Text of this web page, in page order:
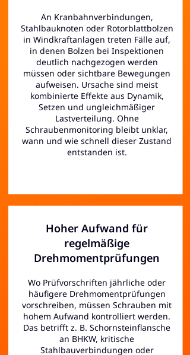
An Kranbahnverbindungen,
Stahlbauknoten oder Rotorblattbolzen
in Windkraftanlagen treten Fälle auf,
in denen Bolzen bei Inspektionen
deutlich nachgezogen werden
müssen oder sichtbare Bewegungen
aufweisen. Ursache sind meist
kombinierte Effekte aus Dynamik,
Setzen und ungleichmäßiger
Lastverteilung. Ohne
Schraubenmonitoring bleibt unklar,
wann und wie schnell dieser Zustand
entstanden ist.
Hoher Aufwand für
regelmäßige
Drehmomentprüfungen
Wo Prüfvorschriften jährliche oder
häufigere Drehmomentprüfungen
vorschreiben, müssen Schrauben mit
hohem Aufwand kontrolliert werden.
Das betrifft z. B. Schornsteinflansche
an BHKW, kritische
Stahlbauverbindungen oder